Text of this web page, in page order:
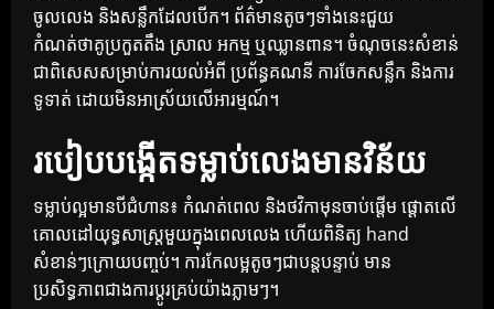
ចូលលេង និងសន្លឹកដែលបើក។ ព័ត៌មានតូចៗទាំងនេះជួយ
កំណត់ថាគូប្រកួតតឹង ស្រាល អកម្ម ឬឈ្លានពាន។ ចំណុចនេះសំខាន់
ជាពិសេសសម្រាប់ការយល់អំពី ប្រព័ន្ធគណនី ការចែកសន្លឹក និងការ
ទូទាត់ ដោយមិនអាស្រ័យលើអារម្មណ៍។
របៀបបង្កើតទម្លាប់លេងមានវិន័យ
ទម្លាប់ល្អមានបីជំហាន៖ កំណត់ពេល និងថវិកាមុនចាប់ផ្តើម ផ្តោតលើ
គោលដៅយុទ្ធសាស្ត្រមួយក្នុងពេលលេង ហើយពិនិត្យ hand
សំខាន់ៗក្រោយបញ្ចប់។ ការកែលម្អតូចៗជាបន្តបន្ទាប់ មាន
ប្រសិទ្ធភាពជាងការប្តូរគ្រប់យ៉ាងភ្លាមៗ។